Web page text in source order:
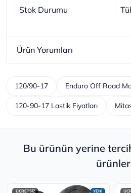
Stok Durumu
Ürün Yorumları
120/90-17 Enduro Off Road
120-90-17 Lastik Fiyatları
Bu ürünün yerine
ürünler
YENİ
ÜCRETSİZ